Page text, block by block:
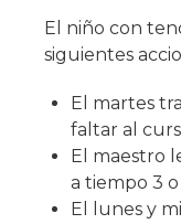
El niño con
siguientes
El martes
faltar al
El maestro
a tiempo 3
El lunes y